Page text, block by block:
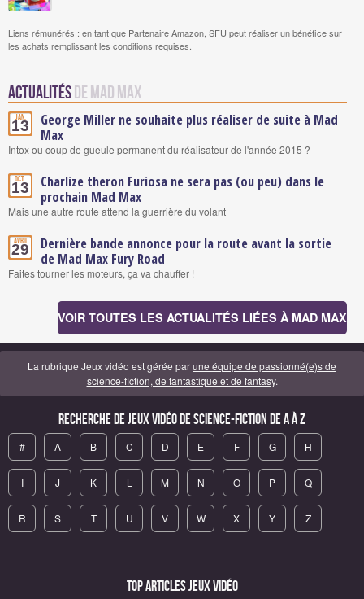
Liens rémunérés : en tant que Partenaire Amazon, SFU peut réaliser un bénéfice sur
les achats remplissant les conditions requises.
Actualitésde Mad Max
Jan.
13
George Miller ne souhaite plus réaliser de suite à Mad
Max
Intox ou coup de gueule permanent du réalisateur de l'année 2015 ?
Oct.
13
Charlize theron Furiosa ne sera pas (ou peu) dans le
prochain Mad Max
Mais une autre route attend la guerrière du volant
Avril
29
Dernière bande annonce pour la route avant la sortie
de Mad Max Fury Road
Faites tourner les moteurs, ça va chauffer !
VOIR TOUTES LES ACTUALITÉS LIÉES À MAD MAX
La rubrique Jeux vidéo est gérée parune équipe de passionné(e)s de
science-fiction, de fantastique et de fantasy.
Recherche de Jeux vidéo de science-fiction de A à Z
# A B C D E F G H
I J K L M N O P Q
R S T U V W X Y Z
Top articles Jeux vidéo